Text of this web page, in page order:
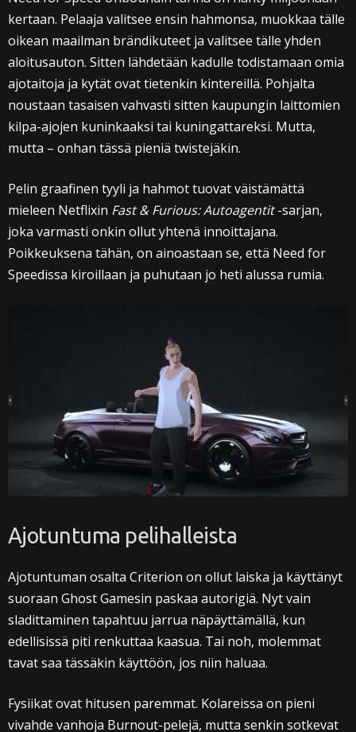
kertaan. Pelaaja valitsee ensin hahmonsa, muokkaa tälle
oikean maailman brändikuteet ja valitsee tälle yhden
aloitusauton. Sitten lähdetään kadulle todistamaan omia
ajotaitoja ja kytät ovat tietenkin kintereillä. Pohjalta
noustaan tasaisen vahvasti sitten kaupungin laittomien
kilpa-ajojen kuninkaaksi tai kuningattareksi. Mutta,
mutta – onhan tässä pieniä twistejäkin.
Pelin graafinen tyyli ja hahmot tuovat väistämättä
mieleen Netflixin Fast & Furious: Autoagentit-sarjan,
joka varmasti onkin ollut yhtenä innoittajana.
Poikkeuksena tähän, on ainoastaan se, että Need for
Speedissa kiroillaan ja puhutaan jo heti alussa rumia.
Ajotuntuma pelihalleista
Ajotuntuman osalta Criterion on ollut laiska ja käyttänyt
suoraan Ghost Gamesin paskaa autorigiä. Nyt vain
sladittaminen tapahtuu jarrua näpäyttämällä, kun
edellisissä piti renkuttaa kaasua. Tai noh, molemmat
tavat saa tässäkin käyttöön, jos niin haluaa.
Fysiikat ovat hitusen paremmat. Kolareissa on pieni
vivahde vanhoja Burnout-pelejä, mutta senkin sotkevat